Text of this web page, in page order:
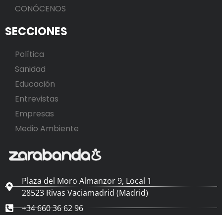
CONÓCENOS
SECCIONES
Política
Sanidad
Educación
Entrevistas
Empresas
Medio Ambiente
Plaza del Moro Almanzor 9, Local 1
28523 Rivas Vaciamadrid (Madrid)
+34 660 36 62 96